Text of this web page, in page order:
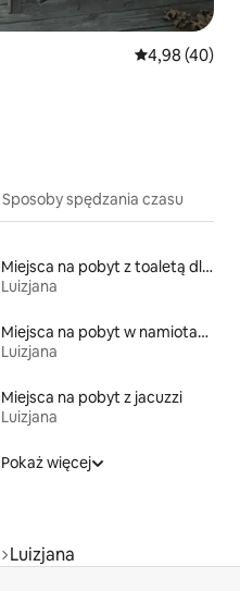
Średnia
4,98 (40)
Sposoby spędzania czasu
Miejsca na pobyt z toaletą dla osoby z niepełnosprawnością
Luizjana
Miejsca na pobyt w namiotach
Luizjana
Miejsca na pobyt z jacuzzi
Luizjana
Pokaż więcej
Luizjana